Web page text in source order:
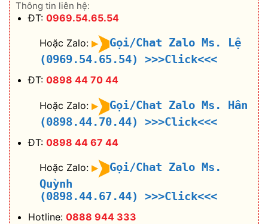
Thông tin liên hệ:
ĐT: 0969.54.65.54
Hoặc Zalo:
Gọi/Chat Zalo Ms. Lệ
(0969.54.65.54)
>>>Click<<<
ĐT: 0898 44 70 44
Hoặc Zalo:
Gọi/Chat Zalo Ms. Hân
(0898.44.70.44)
>>>Click<<<
ĐT: 0898 44 67 44
Hoặc Zalo:
Gọi/Chat Zalo Ms.
Quỳnh
(0898.44.67.44)
>>>Click<<<
Hotline: 0888 944 333